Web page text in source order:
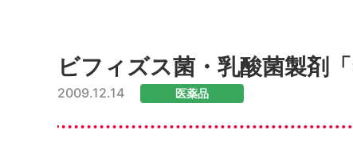
ビフィズス菌・乳酸菌製剤
2009.12.14 医薬品